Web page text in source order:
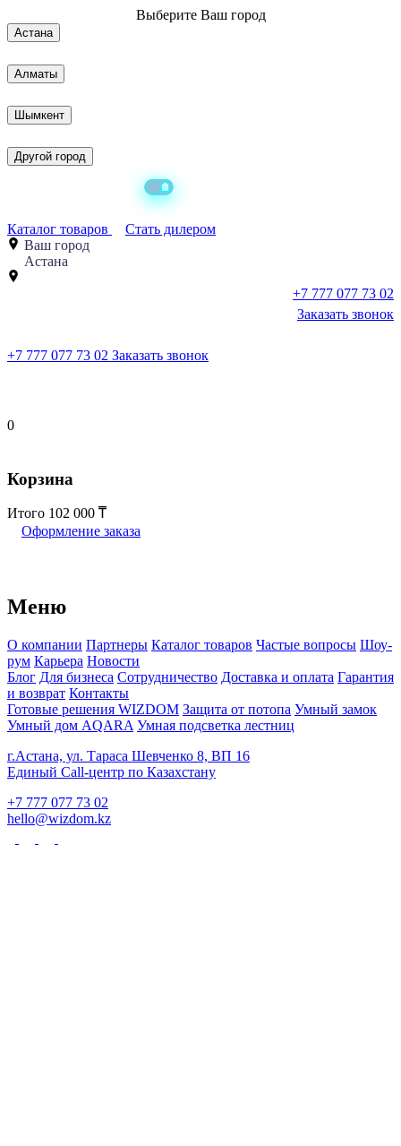
Выберите Ваш город
Астана
Алматы
Шымкент
Другой город
Каталог товаров
Стать дилером
Ваш город
Астана
+7 777 077 73 02
Заказать звонок
+7 777 077 73 02 Заказать звонок
0
Корзина
Итого 102 000
Оформление заказа
Меню
О компании Партнеры Каталог товаров Частые вопросы Шоу-
рум Карьера Новости
Блог Для бизнеса Сотрудничество Доставка и оплата Гарантия
и возврат Контакты
Готовые решения WIZDOM Защита от потопа Умный замок
Умный дом AQARA Умная подсветка лестниц
г.Астана, ул. Тараса Шевченко 8, ВП 16
Единый Call-центр по Казахстану
+7 777 077 73 02
hello@wizdom.kz